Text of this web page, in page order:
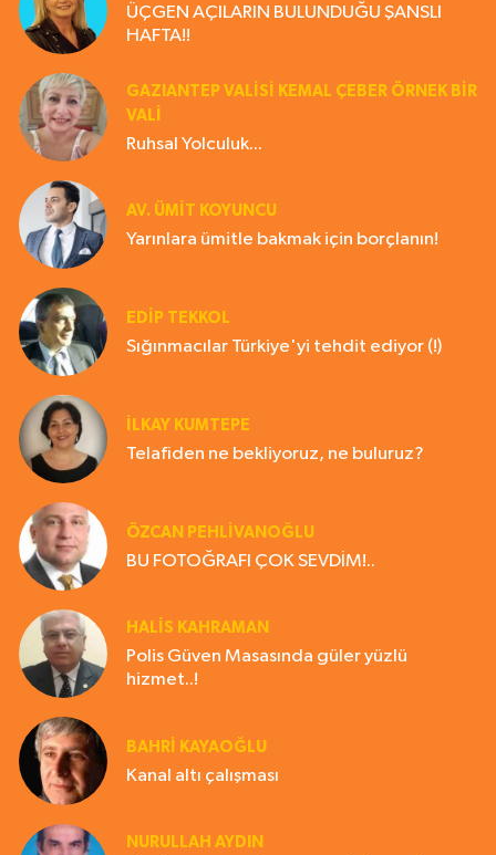
ÜÇGEN AÇILARIN BULUNDUĞU ŞANSLI
HAFTA!!
GAZIANTEP VALISI KEMAL ÇEBER ÖRNEK BİR
VALİ
Ruhsal Yolculuk...
AV. ÜMIT KOYUNCU
Yarınlara ümitle bakmak için borçlanın!
EDIP TEKKOL
Sığınmacılar Türkiye'yi tehdit ediyor (!)
İLKAY KUMTEPE
Telafiden ne bekliyoruz, ne buluruz?
ÖZCAN PEHLİVANOĞLU
BU FOTOĞRAFI ÇOK SEVDİM!..
HALIS KAHRAMAN
Polis Güven Masasında güler yüzlü
hizmet..!
BAHRI KAYAOĞLU
Kanal altı çalışması
NURULLAH AYDIN